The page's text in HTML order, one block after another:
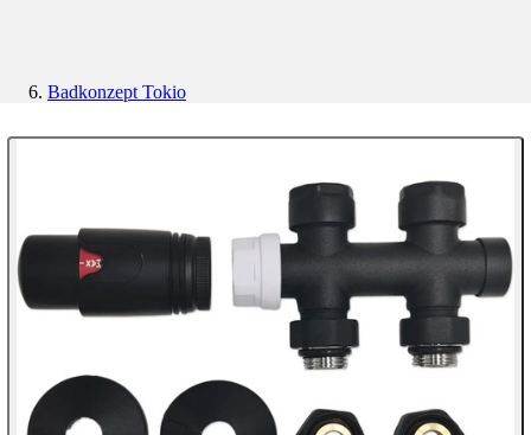
Badkonzept Tokio